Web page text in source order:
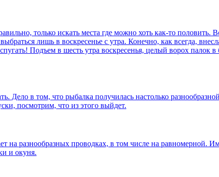
только искать места где можно хоть как-то половить.
лишь в воскресенье с утра. Конечно, как всегда,
Подъем в шесть утра воскресенья, целый ворох палок
Дело в том, что рыбалка получилась настолько
посмотрим, что из этого выйдет.
на разнообразных проводках, в том числе на равномерной.
и окуня.